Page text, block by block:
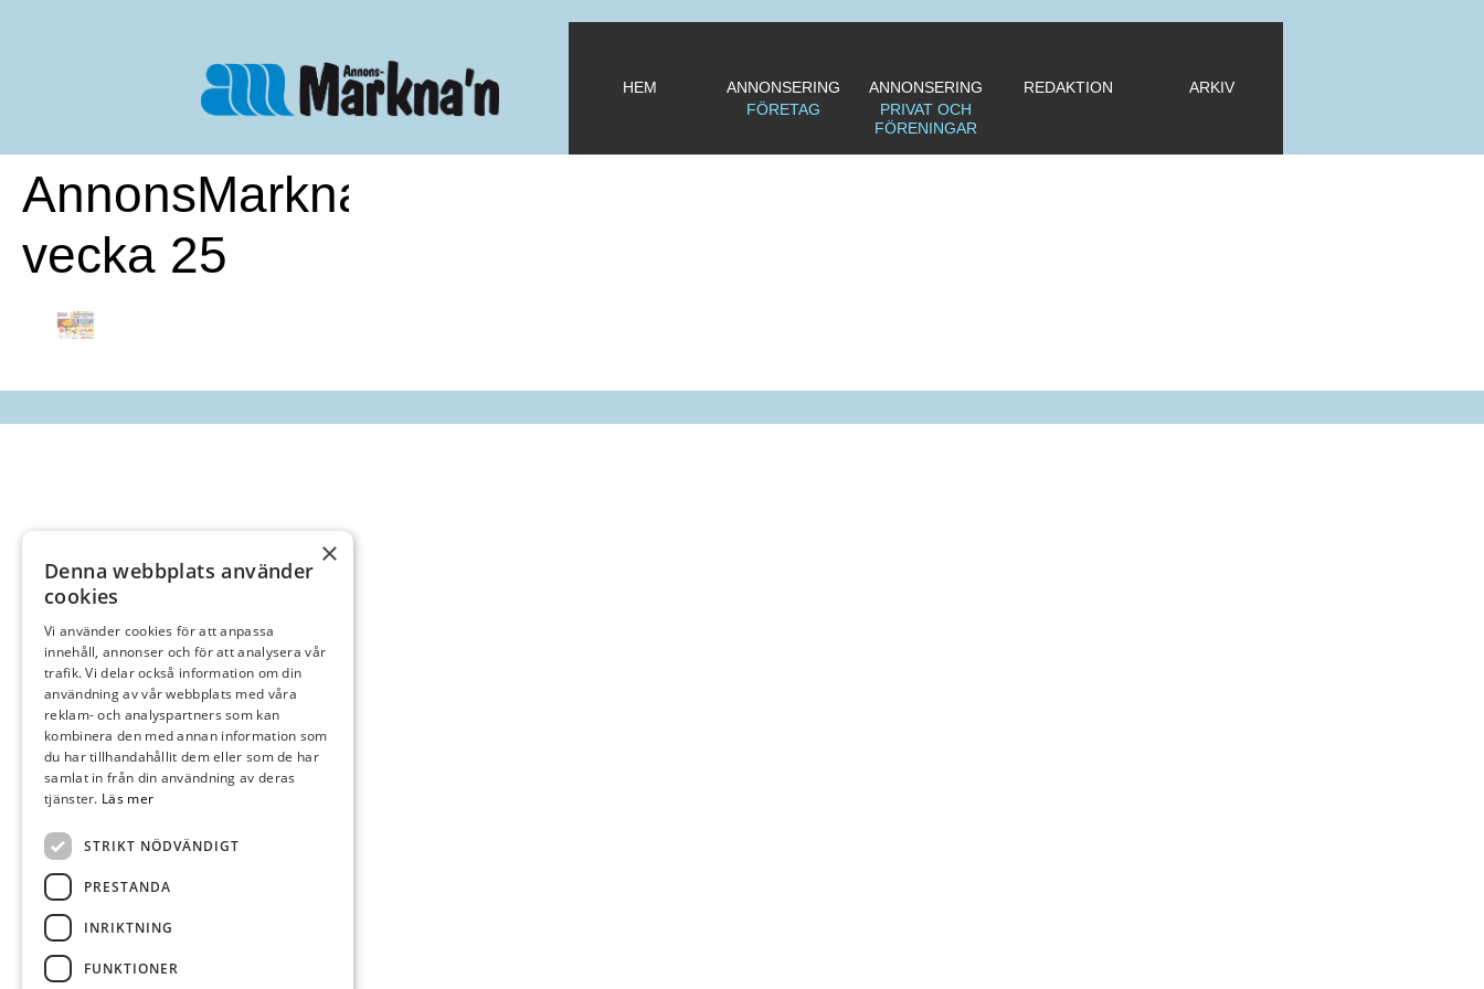
HEM
ANNONSERING
FÖRETAG
ANNONSERING
PRIVAT OCH
FÖRENINGAR
REDAKTION ARKIV
AnnonsMarknan
vecka 25
×
Denna webbplats använder
cookies
Vi använder cookies för att anpassa
innehåll, annonser och för att analysera vår
trafik. Vi delar också information om din
användning av vår webbplats med våra
reklam- och analyspartners som kan
kombinera den med annan information som
du har tillhandahållit dem eller som de har
samlat in från din användning av deras
tjänster. Läs mer
STRIKT NÖDVÄNDIGT
PRESTANDA
INRIKTNING
FUNKTIONER